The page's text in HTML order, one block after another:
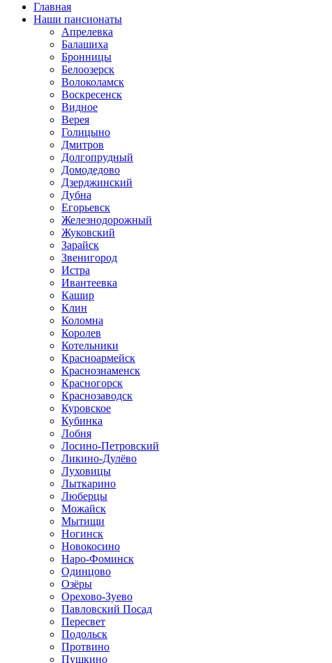
Главная
Наши пансионаты
Апрелевка
Балашиха
Бронницы
Белоозерск
Волоколамск
Воскресенск
Видное
Верея
Голицыно
Дмитров
Долгопрудный
Домодедово
Дзерджинский
Дубна
Егорьевск
Железнодорожный
Жуковский
Зарайск
Звенигород
Истра
Ивантеевка
Кашир
Клин
Коломна
Королев
Котельники
Красноармейск
Краснознаменск
Красногорск
Краснозаводск
Куровское
Кубинка
Лобня
Лосино-Петровский
Ликино-Дулёво
Луховицы
Лыткарино
Люберцы
Можайск
Мытищи
Ногинск
Новокосино
Наро-Фоминск
Одинцово
Озёры
Орехово-Зуево
Павловский Посад
Пересвет
Подольск
Протвино
Пушкино